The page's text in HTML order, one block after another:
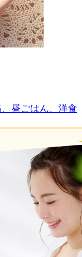
昼ごはん、洋食